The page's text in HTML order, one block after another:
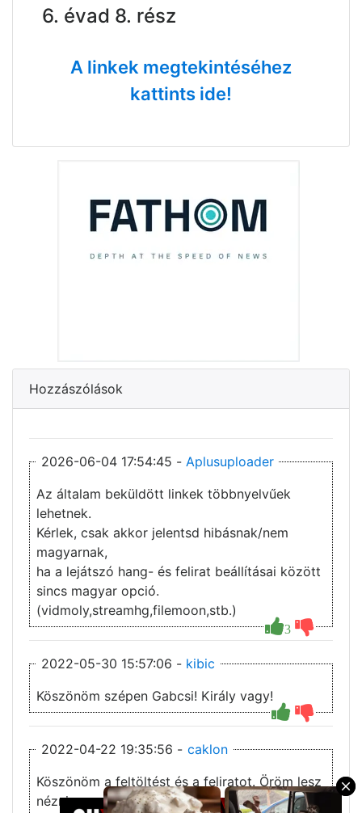
×
6. évad 8. rész
A linkek megtekintéséhez
kattints ide!
Hozzászólások
2026-06-04 17:54:45 - Aplusuploader
3
Az általam beküldött linkek többnyelvűek
lehetnek.
Kérlek, csak akkor jelentsd hibásnak/nem
magyarnak,
ha a lejátszó hang- és felirat beállításai között
sincs magyar opció.
(vidmoly,streamhg,filemoon,stb.)
2022-05-30 15:57:06 - kibic
Köszönöm szépen Gabcsi! Király vagy!
2022-04-22 19:35:56 - caklon
Köszönöm a feltöltést és a feliratot. Öröm lesz
nézni.